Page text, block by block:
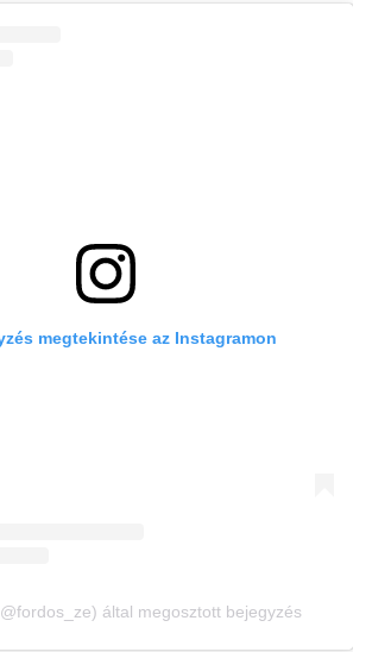
megtekintése az Instagramon
által megosztott bejegyzés